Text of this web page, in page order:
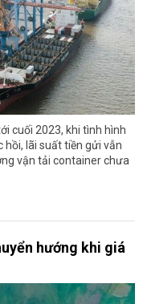
cuối 2023, khi tình hình
hồi, lãi suất tiền gửi vẫn
vận tải container chưa
hướng khi giá